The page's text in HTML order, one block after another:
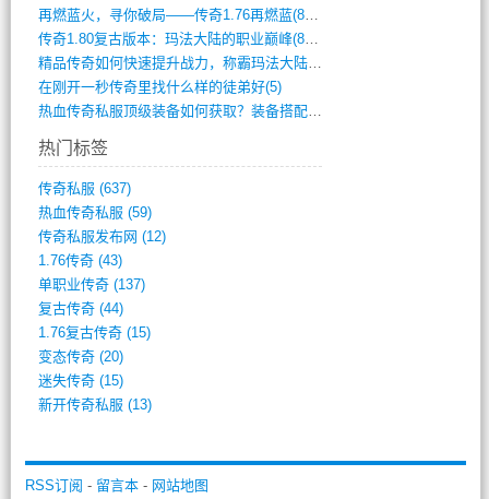
再燃蓝火，寻你破局——传奇1.76再燃蓝(893)
传奇1.80复古版本：玛法大陆的职业巅峰(873)
精品传奇如何快速提升战力，称霸玛法大陆？(392)
在刚开一秒传奇里找什么样的徒弟好(5)
热血传奇私服顶级装备如何获取？装备搭配与(688)
热门标签
传奇私服 (637)
热血传奇私服 (59)
传奇私服发布网 (12)
1.76传奇(43)
单职业传奇(137)
复古传奇(44)
1.76复古传奇(15)
变态传奇(20)
迷失传奇(15)
新开传奇私服 (13)
RSS订阅 - 留言本- 网站地图